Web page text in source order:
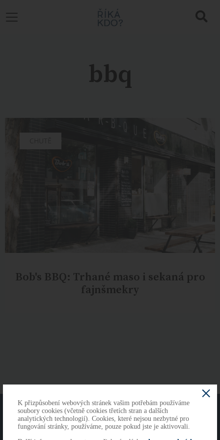
bbq
Bob's BBQ: Trhané maso i sekaná pro
fajnšmekry
O NÁS KONTAKTY
K přizpůsobení webových stránek vašim potřebám používáme
soubory cookies (včetně cookies třetích stran a dalších
analytických technologií). Cookies, které nejsou nezbytné pro
fungování stránky, používáme, pouze pokud jste je aktivovali.